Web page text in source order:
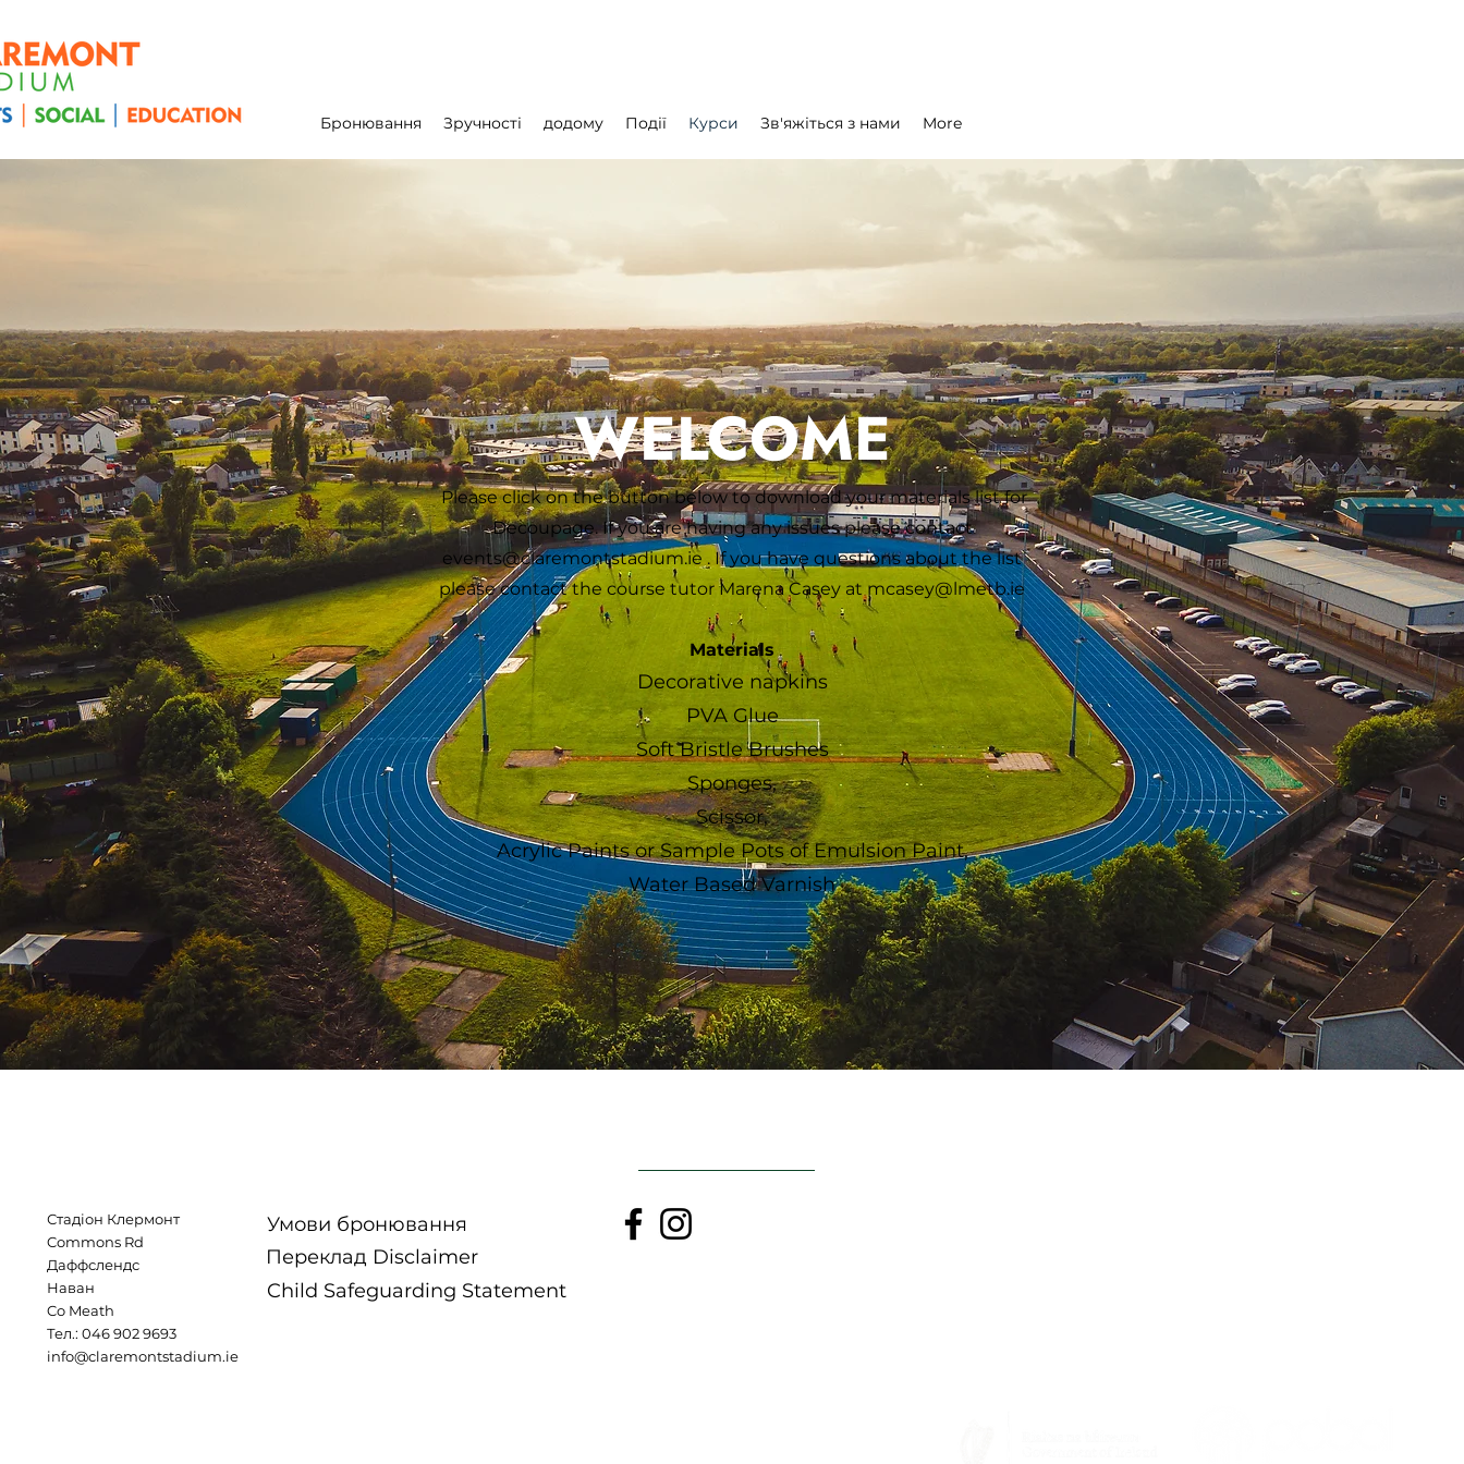
Бронювання Зручності додому Події Курси Зв'яжіться з нами More
WELCOME
Please click on the button below to download your materials list for
Decoupage. If you are having any issues please contact
events@claremontstadium.ie . If you have questions about the list
please contact the course tutor Marena Casey atmcasey@lmetb.ie
Materials
Decorative napkins
PVA Glue
Soft Bristle Brushes
Sponges,
Scissor,
Acrylic Paints or Sample Pots of Emulsion Paint,
Water Based Varnish
Стадіон Клермонт
Commons Rd
Даффслендс
Наван
Co Meath
Тел.: 046 902 9693
info@claremontstadium.ie
Переклад Disclaimer
Умови бронювання
Child Safeguarding Statement